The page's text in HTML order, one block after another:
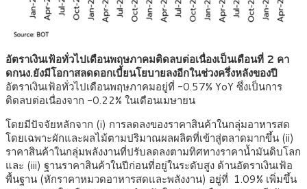
อัตราเงินเฟ้อทั่วไปเดือนพฤษภาคมติดลบต่อเนื่องเป็นเดือนที่ 2 คา
ดกนง.ยังมีโอกาสลดดอกเบี้ยนโยบายลงอีกในช่วงครึ่งหลังของปี
อัตราเงินเฟ้อทั่วไปเดือนพฤษภาคมอยู่ที่ -0.57% YoY ซึ่งเป็นการ
ติดลบต่อเนื่องจาก -0.22% ในเดือนเมษายน
โดยมีปัจจัยหลักจาก (i) การลดลงของราคาสินค้าในกลุ่มอาหารสด
โดยเฉพาะผักและผลไม้ตามปริมาณผลผลิตที่เข้าสู่ตลาดมากขึ้น (ii)
ราคาสินค้าในกลุ่มพลังงานที่ปรับลดลงตามทิศทางราคาน้ำมันดิบโลก
และ (iii) ฐานราคาสินค้าในปีก่อนที่อยู่ในระดับสูง ด้านอัตราเงินเฟ้อ
พื้นฐาน (หักราคาหมวดอาหารสดและพลังงาน) อยู่ที่ 1.09% เพิ่มขึ้น